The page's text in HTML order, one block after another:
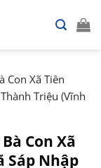
Con Xã Tiên
Triệu (Vĩnh
Con Xã
Sáp Nhập